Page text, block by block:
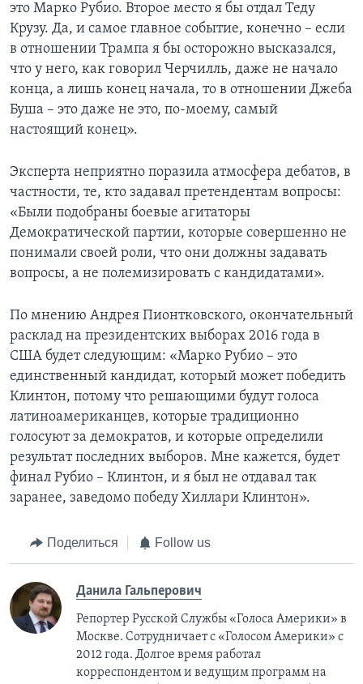
это Марко Рубио. Второе место я бы отдал Теду
Крузу. Да, и самое главное событие, конечно – если
в отношении Трампа я бы осторожно высказался,
что у него, как говорил Черчилль, даже не начало
конца, а лишь конец начала, то в отношении Джеба
Буша – это даже не это, по-моему, самый
настоящий конец».
Эксперта неприятно поразила атмосфера дебатов, в
частности, те, кто задавал претендентам вопросы:
«Были подобраны боевые агитаторы
Демократической партии, которые совершенно не
понимали своей роли, что они должны задавать
вопросы, а не полемизировать с кандидатами».
По мнению Андрея Пионтковского, окончательный
расклад на президентских выборах 2016 года в
США будет следующим: «Марко Рубио – это
единственный кандидат, который может победить
Клинтон, потому что решающими будут голоса
латиноамериканцев, которые традиционно
голосуют за демократов, и которые определили
результат последних выборов. Мне кажется, будет
финал Рубио – Клинтон, и я был не отдавал так
заранее, заведомо победу Хиллари Клинтон».
Поделиться Follow us
Данила Гальперович
Репортер Русской Службы «Голоса Америки» в
Москве. Сотрудничает с «Голосом Америки» с
2012 года. Долгое время работал
корреспондентом и ведущим программ на